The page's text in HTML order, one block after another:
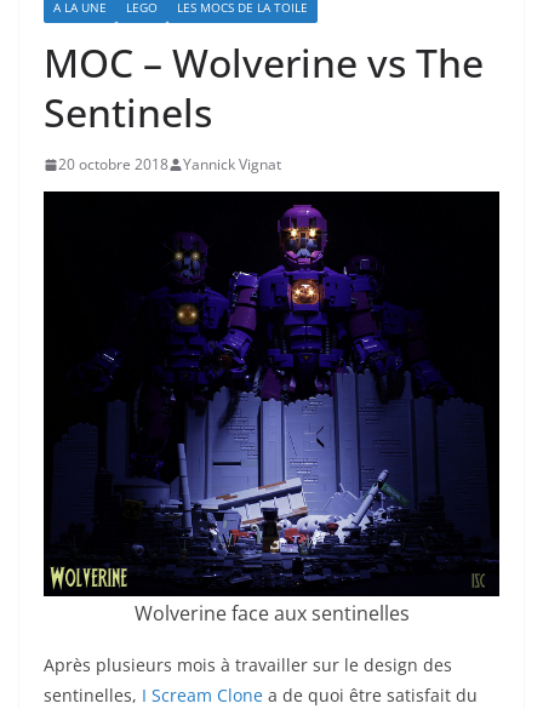
A LA UNE LEGO LES MOCS DE LA TOILE
MOC – Wolverine vs The
Sentinels
20 octobre 2018 Yannick Vignat
Wolverine face aux sentinelles
Après plusieurs mois à travailler sur le design des
sentinelles, I Scream Clone a de quoi être satisfait du